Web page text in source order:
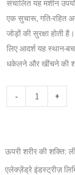
संचालित यह मशीन
एक सुचारू, गति-रहित
जोड़ों की सुरक्षा होती
लिए आदर्श यह स्थान-
धकेलने और खींचने की
-
Fit
Back
मात्रा
+
ऊपरी शरीर की शक्ति:
एलेक्ज़ेंड्रे इंडस्ट्रीज़